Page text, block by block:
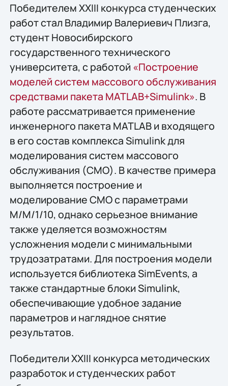
Победителем XXIII конкурса студенческих
работ стал Владимир Валериевич Плизга,
студент Новосибирского
государственного технического
университета, с работой «Построение
моделей систем массового обслуживания
средствами пакета MATLAB+Simulink». В
работе рассматривается применение
инженерного пакета MATLAB и входящего
в его состав комплекса Simulink для
моделирования систем массового
обслуживания (СМО). В качестве примера
выполняется построение и
моделирование СМО с параметрами
M/M/1/10, однако серьезное внимание
также уделяется возможностям
усложнения модели с минимальными
трудозатратами. Для построения модели
используется библиотека SimEvents, а
также стандартные блоки Simulink,
обеспечивающие удобное задание
параметров и наглядное снятие
результатов.
Победители XXIII конкурса методических
разработок и студенческих работ